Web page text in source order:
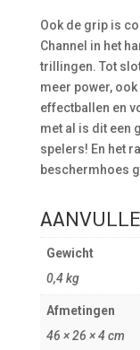
Ook de grip is
Channel in het
trillingen. Tot
meer power,
effectballen en
met al is dit een
spelers! En het
beschermhoes
Gewicht
0,4 kg
Afmetingen
46 × 26 × 4 cm